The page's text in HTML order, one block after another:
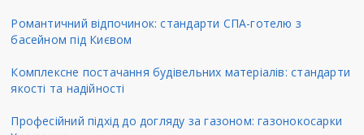
Романтичний відпочинок: стандарти СПА-готелю з
басейном під Києвом
Комплексне постачання будівельних матеріалів: стандарти
якості та надійності
Професійний підхід до догляду за газоном: газонокосарки